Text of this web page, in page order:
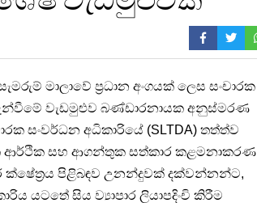
මාලාවේ ප්‍රධාන අංගයක් ලෙස සංචාරක
වැඩමුළුව බණ්ඩාරනායක අනුස්මරණ
සංවර්ධන අධිකාරියේ (SLTDA) තත්ත්ව
ආර්ථික සහ ආගන්තුක සත්කාර කළමනාකරණ
ක්ෂේත්‍රය පිළිබඳව උනන්දුවක් දක්වන්නන්ට,
යටතේ සිය ව්‍යාපාර ලියාපදිංචි කිරීම